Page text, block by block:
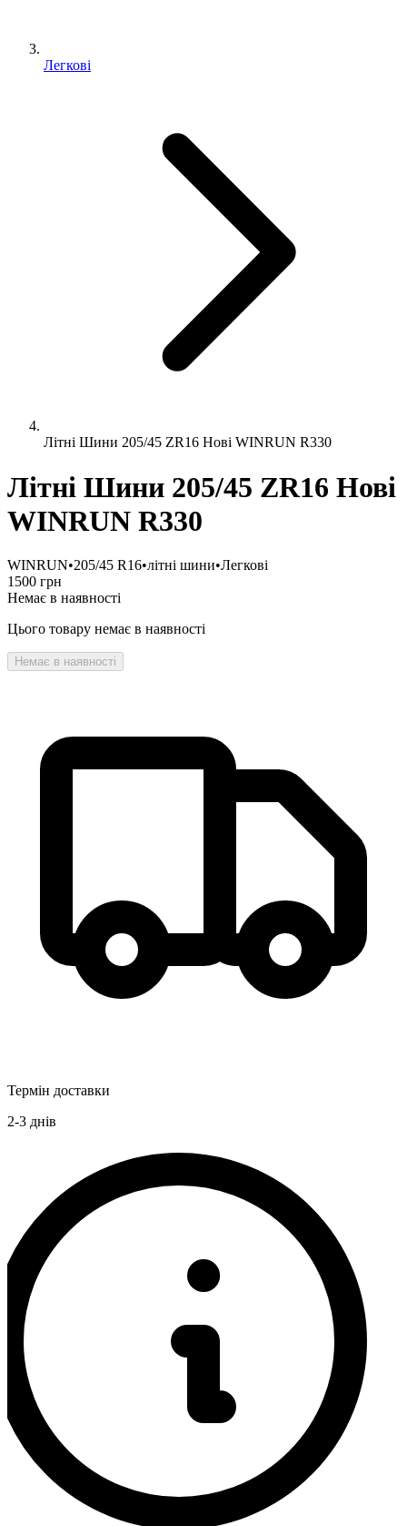
Легкові
Літні Шини 205/45 ZR16 Нові WINRUN R330
Літні Шини 205/45 ZR16 Нові
WINRUN R330
WINRUN•205/45 R16•літні шини•Легкові
1500 грн
Немає в наявності
Цього товару немає в наявності
Немає в наявності
Термін доставки
2-3 днів